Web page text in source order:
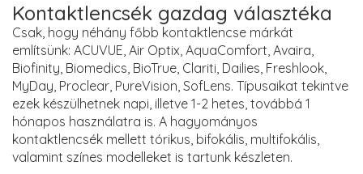
Kontaktlencsék gazdag választéka
Csak, hogy néhány főbb kontaktlencse márkát
említsünk: ACUVUE, Air Optix, AquaComfort, Avaira,
Biofinity, Biomedics, BioTrue, Clariti, Dailies, Freshlook,
MyDay, Proclear, PureVision, SofLens. Típusaikat tekintve
ezek készülhetnek napi, illetve 1-2 hetes, továbbá 1
hónapos használatra is. A hagyományos
kontaktlencsék mellett tórikus, bifokális, multifokális,
valamint színes modelleket is tartunk készleten.